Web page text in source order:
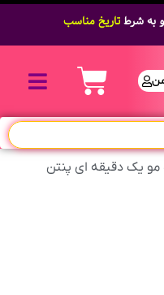
به شرطتاریخ مناسب
یک دقیقه ای پنتن